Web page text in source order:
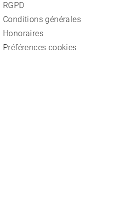
RGPD
Conditions générales
Honoraires
Préférences cookies